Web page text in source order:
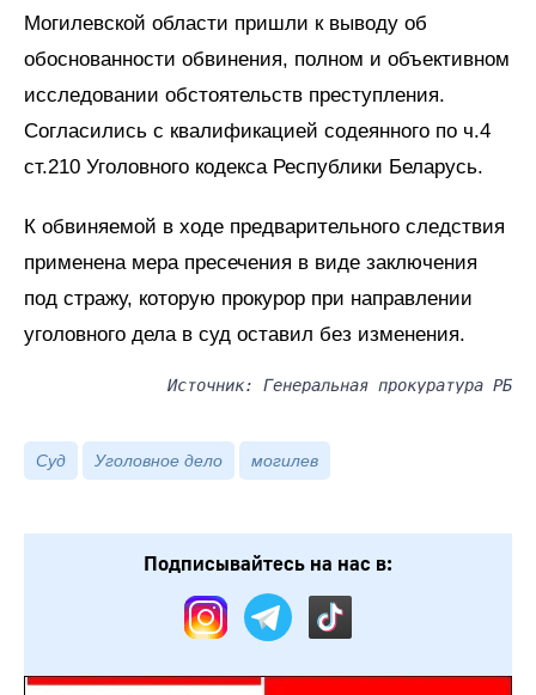
Могилевской области пришли к выводу об
обоснованности обвинения, полном и объективном
исследовании обстоятельств преступления.
Согласились с квалификацией содеянного по ч.4
ст.210 Уголовного кодекса Республики Беларусь.
К обвиняемой в ходе предварительного следствия
применена мера пресечения в виде заключения
под стражу, которую прокурор при направлении
уголовного дела в суд оставил без изменения.
Источник: Генеральная прокуратура РБ
Суд Уголовное дело могилев
Подписывайтесь на нас в: